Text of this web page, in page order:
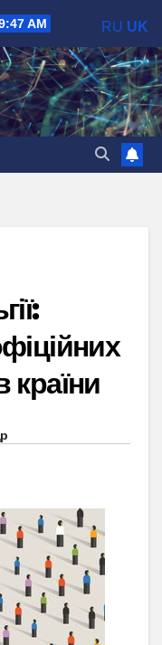
AM
країни
RU UK